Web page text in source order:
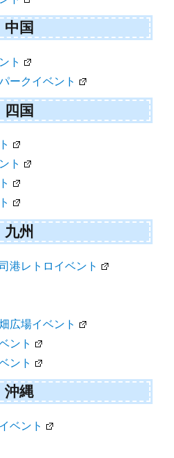
中国
ト
ークイベント
四国
ト
九州
港レトロイベント
広場イベント
ント
ント
沖縄
ベント